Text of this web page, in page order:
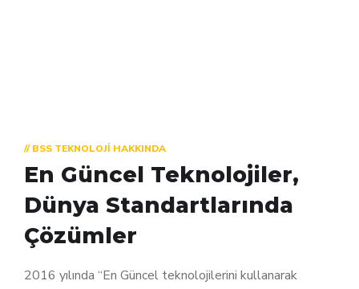
// BSS TEKNOLOJI HAKKINDA
En Güncel Teknolojiler,
Dünya Standartlarında
Çözümler
2016 yılında “En Güncel teknolojilerini kullanarak